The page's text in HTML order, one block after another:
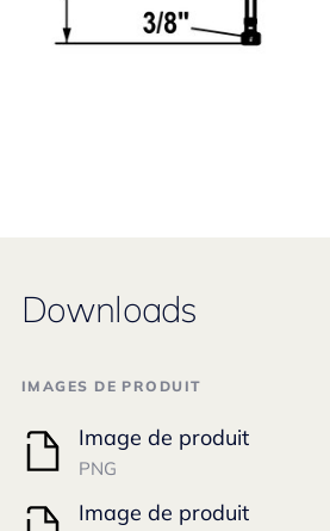
Downloads
IMAGES DE PRODUIT
Image de produit
PNG
Image de produit